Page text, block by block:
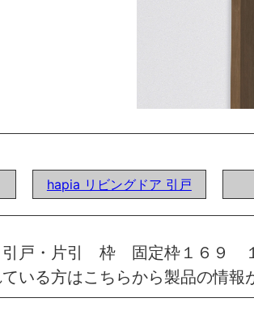
hapia リビングドア 引戸
戸・片引 枠 固定枠１６９
いる方はこちらから製品の情報